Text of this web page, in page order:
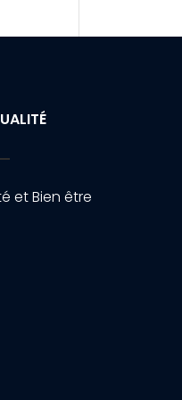
et Bien être